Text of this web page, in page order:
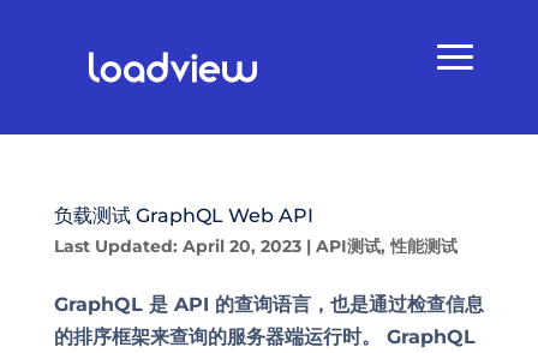
负载测试 GraphQL Web API
Last Updated: April 20, 2023| API测试,性能测试
GraphQL 是 API 的查询语言，也是通过检查信息
的排序框架来查询的服务器端运行时。 GraphQL